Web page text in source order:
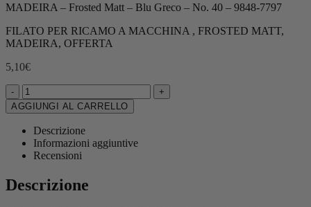
MADEIRA – Frosted Matt – Blu Greco – No. 40 – 9848-7797
FILATO PER RICAMO A MACCHINA , FROSTED MATT,
MADEIRA, OFFERTA
5,10€
-
+
AGGIUNGI AL CARRELLO
Descrizione
Informazioni aggiuntive
Recensioni
Descrizione